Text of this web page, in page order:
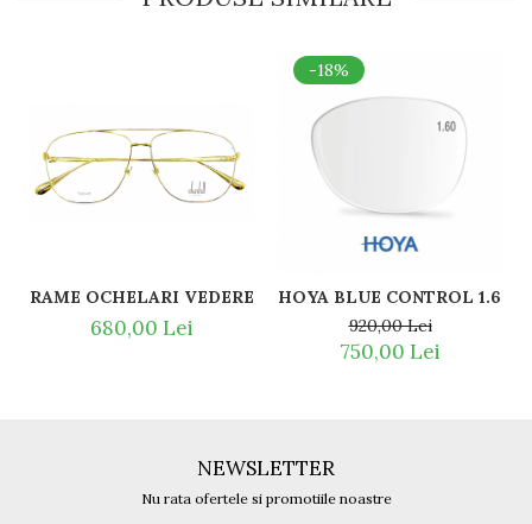
RAME OCHELARI VEDERE TITAN DUNHILL VDH151 0300
680,00 Lei
-18%
HOYA BLUE CONTROL 1.60
920,00 Lei
750,00 Lei
NEWSLETTER
Nu rata ofertele si promotiile noastre